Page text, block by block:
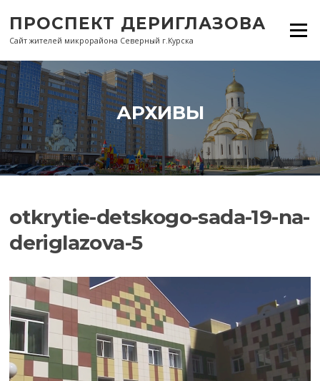
содержанию
ПРОСПЕКТ ДЕРИГЛАЗОВА
Сайт жителей микрорайона Северный г.Курска
Меню
АРХИВЫ
otkrytie-detskogo-sada-19-na-
deriglazova-5